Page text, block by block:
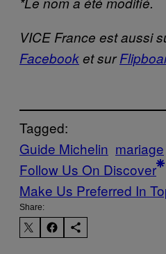
VICE France est aussi
Facebooket sur
Tagged:
Guide Michelin mariage
Follow Us On Discover
Make Us Preferred In
Share: